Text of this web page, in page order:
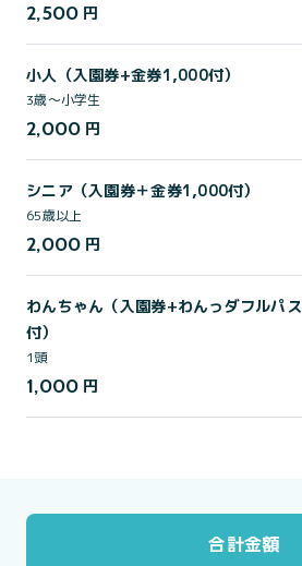
2,500 円
小人（入園券+金券1,000付）
3歳～小学生
2,000 円
シニア（入園券＋金券1,000付）
65歳以上
2,000 円
わんちゃん（入園券+わんっダフルパス
付）
1頭
1,000 円
合計金額